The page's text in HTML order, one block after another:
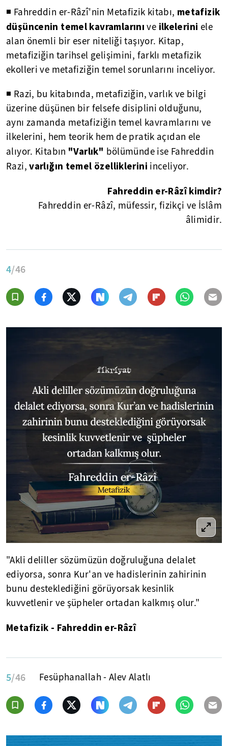
◾ Fahreddin er-Râzî'nin Metafizik kitabı, metafizik
düşüncenin temel kavramlarını ve ilkelerini ele
alan önemli bir eser niteliği taşıyor. Kitap,
metafiziğin tarihsel gelişimini, farklı metafizik
ekolleri ve metafiziğin temel sorunlarını inceliyor.
◾ Razi, bu kitabında, metafiziğin, varlık ve bilgi
üzerine düşünen bir felsefe disiplini olduğunu,
aynı zamanda metafiziğin temel kavramlarını ve
ilkelerini, hem teorik hem de pratik açıdan ele
alıyor. Kitabın "Varlık" bölümünde ise Fahreddin
Razi,varlığın temel özelliklerini inceliyor.
Fahreddin er-Râzî kimdir?
Fahreddin er-Râzî, müfessir, fizikçi ve İslâm
âlimidir.
4/46
"Akli deliller sözümüzün doğruluğuna delalet
ediyorsa, sonra Kur'an ve hadislerinin zahirinin
bunu desteklediğini görüyorsak kesinlik
kuvvetlenir ve şüpheler ortadan kalkmış olur."
Metafizik - Fahreddin er-Râzî
5/46 Fesüphanallah - Alev Alatlı